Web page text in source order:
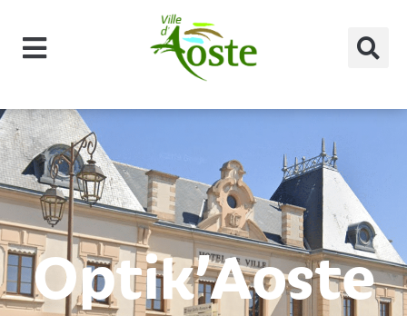
Optik’Aoste